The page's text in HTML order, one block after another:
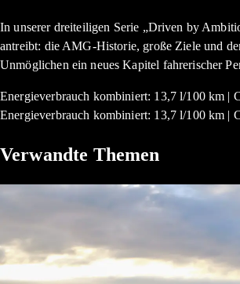
In unserer dreiteiligen Serie „Driven by
antreibt: die AMG-Historie, große Ziele und
Unmöglichen ein neues Kapitel fahrerischer
Energieverbrauch kombiniert: 13,7 l/100 km |
Energieverbrauch kombiniert: 13,7 l/100 km |
Verwandte Themen